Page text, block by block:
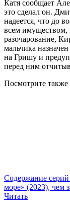
Катя сообщает
это сделал он.
надеется, что до
всем имуществом,
разочарование,
мальчика
на Гришу и
перед ним
Посмотрите также
Содержание
море» (2023), чем
Читать